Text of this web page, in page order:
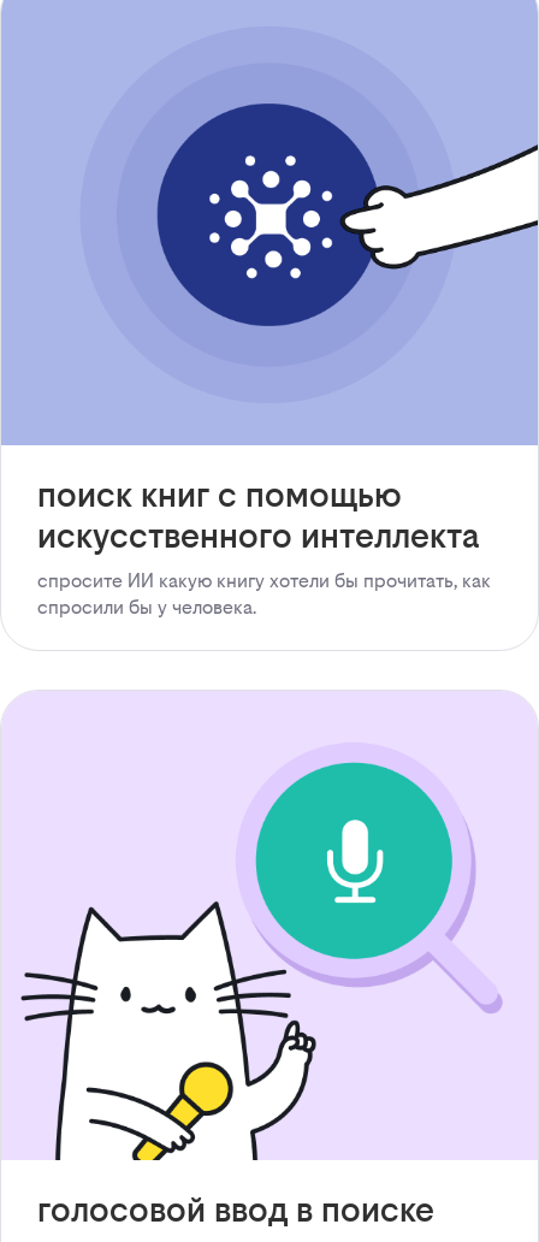
поиск книг с помощью
искусственного интеллекта
спросите ИИ какую книгу хотели бы прочитать, как
спросили бы у человека.
голосовой ввод в поиске